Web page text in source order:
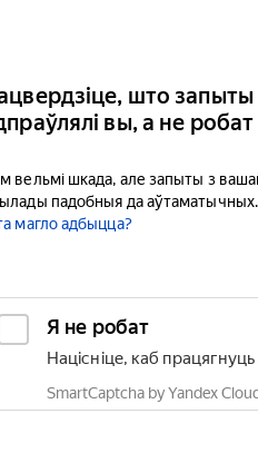
што запыты
вы, а не робат
вельмі шкада, але запыты з
падобныя да аўтаматычных.
магло адбыцца?
Я не робат
Націсніце, каб працягнуць
SmartCaptcha by Yandex